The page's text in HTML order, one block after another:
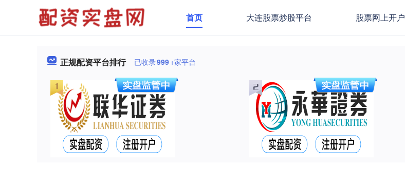
首页 大连股票炒股平台 股票网上开户
正规配资平台排行 已收录999+家平台